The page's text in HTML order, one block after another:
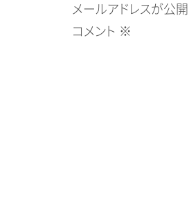
メールアドレスが公
コメント ※